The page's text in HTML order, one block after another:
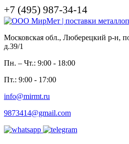
+7 (495) 987-34-14
Московская обл., Люберецкий р-н,
д.39/1
Пн. – Чт.: 9:00 - 18:00
Пт.: 9:00 - 17:00
info@mirmt.ru
9873414@gmail.com